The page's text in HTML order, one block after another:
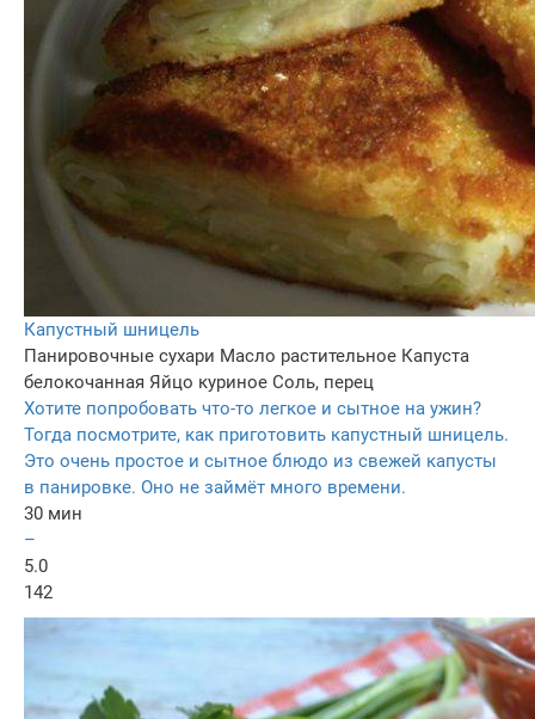
Капустный шницель
Панировочные сухари Масло растительное Капуста
белокочанная Яйцо куриное Соль, перец
Хотите попробовать что-то легкое и сытное на ужин?
Тогда посмотрите, как приготовить капустный шницель.
Это очень простое и сытное блюдо из свежей капусты
в панировке. Оно не займёт много времени.
30 мин
–
5.0
142